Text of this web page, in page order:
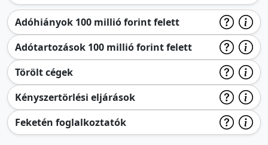
Adóhiányok 100 millió forint felett
Adótartozások 100 millió forint felett
Törölt cégek
Kényszertörlési eljárások
Feketén foglalkoztatók